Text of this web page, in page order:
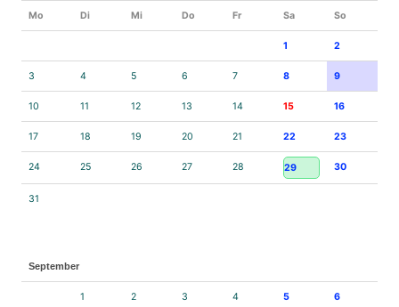
Mo Di Mi Do Fr Sa So
1 2
3 4 5 6 7 8 9
10 11 12 13 14 15 16
17 18 19 20 21 22 23
24 25 26 27 28 29 30
31
September
1 2 3 4 5 6